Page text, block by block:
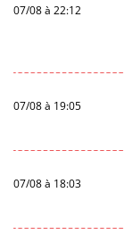
07/08 à 22:12
07/08 à 19:05
07/08 à 18:03